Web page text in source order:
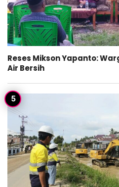
Reses Mikson Yapanto:
Air Bersih